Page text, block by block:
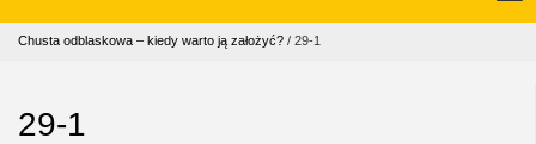
Chusta odblaskowa – kiedy warto ją założyć? / 29-1
29-1